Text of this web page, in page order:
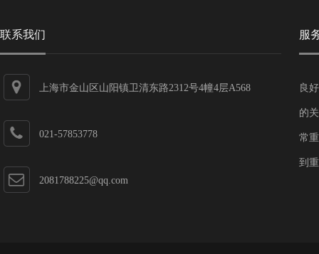
联系我们
上海市金山区山阳镇卫清东路2312号4幢4层A568
021-57853778
2081788225@qq.com
服
良
的
常
到